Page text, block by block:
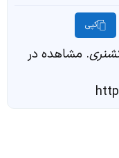
کپی
. مشاهده در